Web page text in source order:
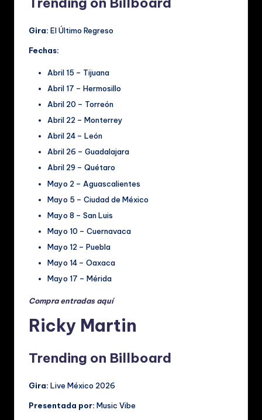
Gira: El Último Regreso
Fechas:
Abril 15 – Tijuana
Abril 17 – Hermosillo
Abril 20 – Torreón
Abril 22 – Monterrey
Abril 24 – León
Abril 26 – Guadalajara
Abril 29 – Quétaro
Mayo 2 – Aguascalientes
Mayo 5 – Ciudad de México
Mayo 8 – San Luis
Mayo 10 – Cuernavaca
Mayo 12 – Puebla
Mayo 14 – Oaxaca
Mayo 17 – Mérida
Compra entradas aquí
Ricky Martin
Trending on Billboard
Gira: Live México 2026
Presentada por: Music Vibe